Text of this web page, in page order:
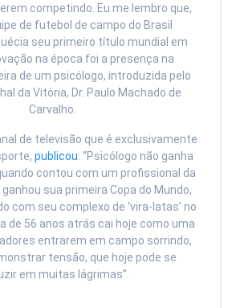
competindo. Eu me lembro que,
de futebol de campo do Brasil
seu primeiro título mundial em
na época foi a presença na
de um psicólogo, introduzida pelo
da Vitória, Dr. Paulo Machado de
Carvalho.
de televisão que é exclusivamente
publicou: “Psicólogo não ganha
contou com um profissional da
sua primeira Copa do Mundo,
com seu complexo de ‘vira-latas’ no
de 56 anos atrás cai hoje como uma
entrarem em campo sorrindo,
tensão, que hoje pode se
em muitas lágrimas”.